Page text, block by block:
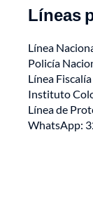
Líneas
Línea
Policía
Línea
Instituto
Línea de
WhatsApp: